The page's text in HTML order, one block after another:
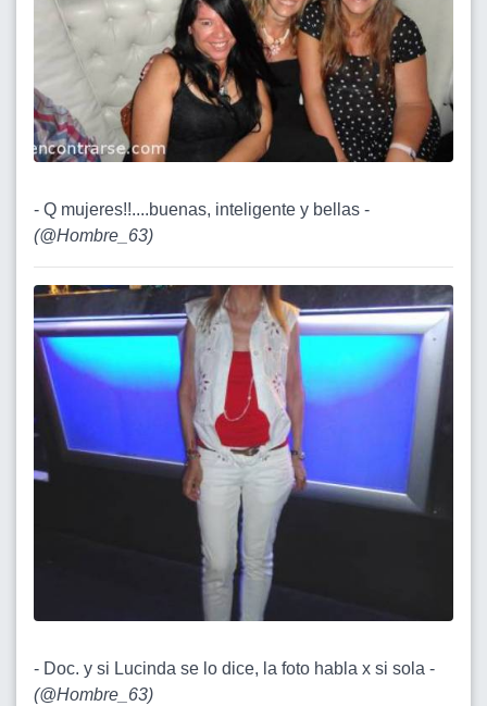
- Q mujeres!!....buenas, inteligente y bellas -
(@Hombre_63)
- Doc. y si Lucinda se lo dice, la foto habla x si sola -
(@Hombre_63)